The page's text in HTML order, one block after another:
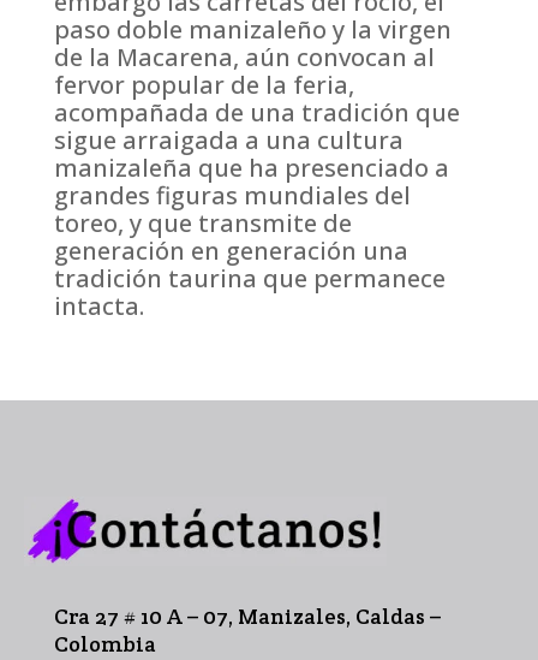
paso doble manizaleño y la virgen
de la Macarena, aún convocan al
fervor popular de la feria,
acompañada de una tradición que
sigue arraigada a una cultura
manizaleña que ha presenciado a
grandes figuras mundiales del
toreo, y que transmite de
generación en generación una
tradición taurina que permanece
intacta.
Cra 27 # 10 A – 07, Manizales, Caldas –
Colombia